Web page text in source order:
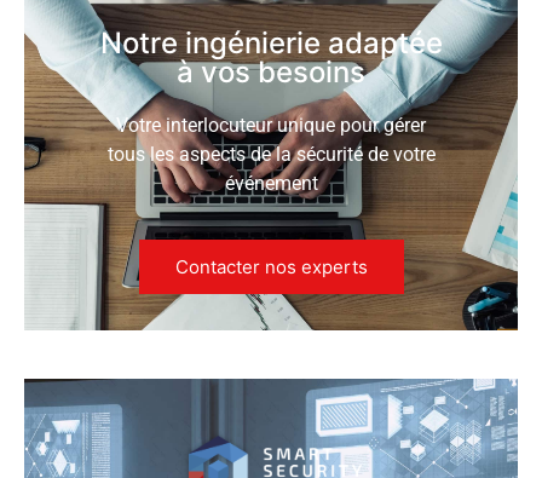
Notre ingénierie adaptée
à vos besoins
Votre interlocuteur unique pour gérer
tous les aspects de la sécurité de votre
événement
Contacter nos experts